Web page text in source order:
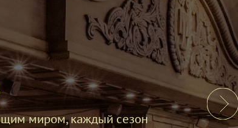
миром, каждый сезон